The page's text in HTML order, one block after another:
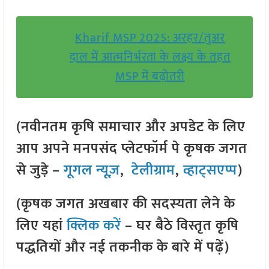
Kharif MSP 2025: अरहर/तुअर
दाल में आत्मनिर्भरता के लक्ष्य के तहत
MSP में बढ़ोतरी
(नवीनतम कृषि समाचार और अपडेट के लिए
आप अपने मनपसंद प्लेटफॉर्म पे कृषक जगत
से जुड़े –गूगल न्यूज़,टेलीग्राम,व्हाट्सएप्प)
(कृषक जगत अखबार की सदस्यता लेने के
लिए यहांक्लिक करें– घर बैठे विस्तृत कृषि
पद्धतियों और नई तकनीक के बारे में पढ़ें)